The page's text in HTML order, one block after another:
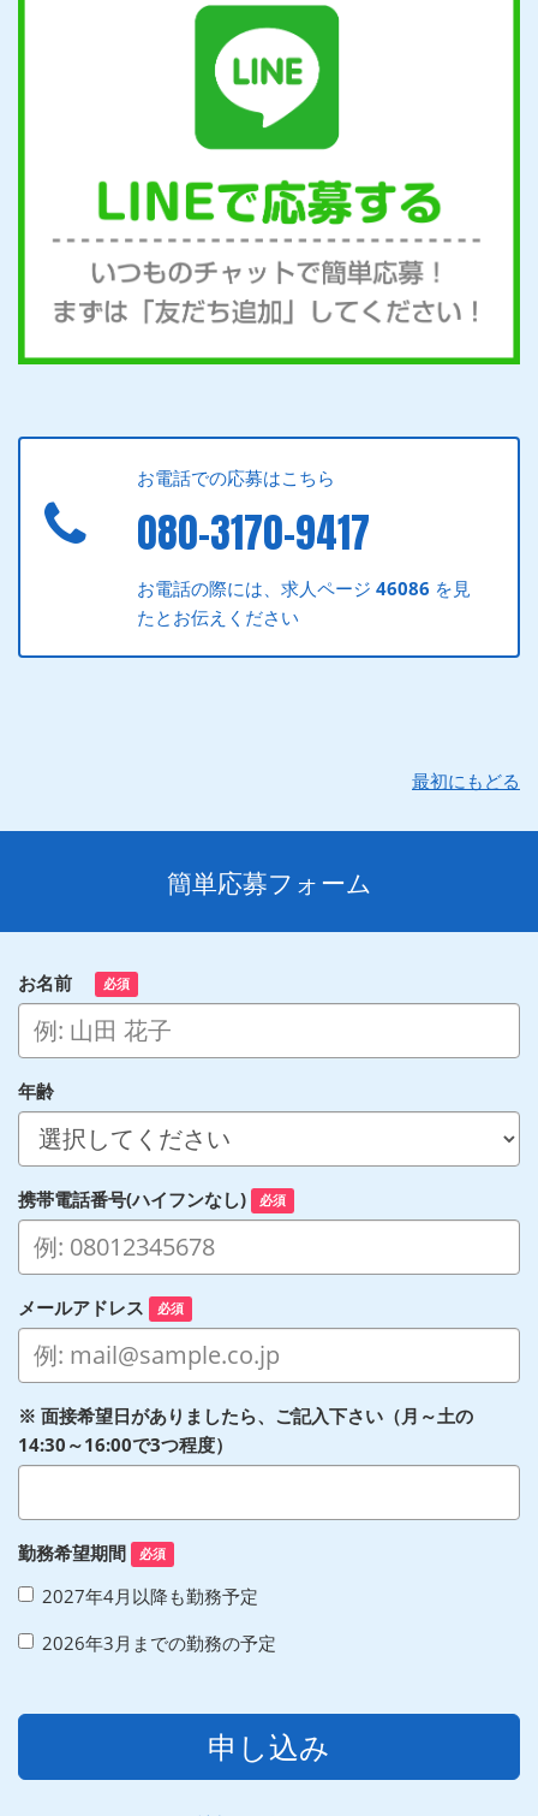
お電話での応募はこちら
080-3170-9417
お電話の際には、求人ページ46086 を見
たとお伝えください
最初にもどる
簡単応募フォーム
お名前 必須
年齢
携帯電話番号(ハイフンなし) 必須
メールアドレス 必須
※ 面接希望日がありましたら、ご記入下さい（月～土の
14:30～16:00で3つ程度）
勤務希望期間 必須
2027年4月以降も勤務予定
2026年3月までの勤務の予定
申し込み